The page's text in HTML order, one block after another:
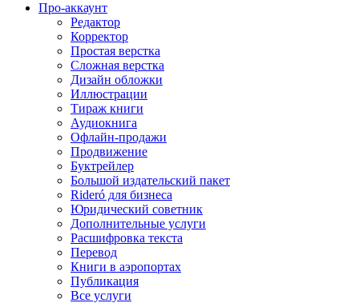
Про-аккаунт
Редактор
Корректор
Простая верстка
Сложная верстка
Дизайн обложки
Иллюстрации
Тираж книги
Аудиокнига
Офлайн-продажи
Продвижение
Буктрейлер
Большой издательский пакет
Rideró для бизнеса
Юридический советник
Дополнительные услуги
Расшифровка текста
Перевод
Книги в аэропортах
Публикация
Все услуги